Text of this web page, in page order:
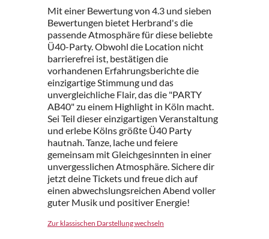
Mit einer Bewertung von 4.3 und sieben
Bewertungen bietet Herbrand's die
passende Atmosphäre für diese beliebte
Ü40-Party. Obwohl die Location nicht
barrierefrei ist, bestätigen die
vorhandenen Erfahrungsberichte die
einzigartige Stimmung und das
unvergleichliche Flair, das die "PARTY
AB40" zu einem Highlight in Köln macht.
Sei Teil dieser einzigartigen Veranstaltung
und erlebe Kölns größte Ü40 Party
hautnah. Tanze, lache und feiere
gemeinsam mit Gleichgesinnten in einer
unvergesslichen Atmosphäre. Sichere dir
jetzt deine Tickets und freue dich auf
einen abwechslungsreichen Abend voller
guter Musik und positiver Energie!
Zur klassischen Darstellung wechseln